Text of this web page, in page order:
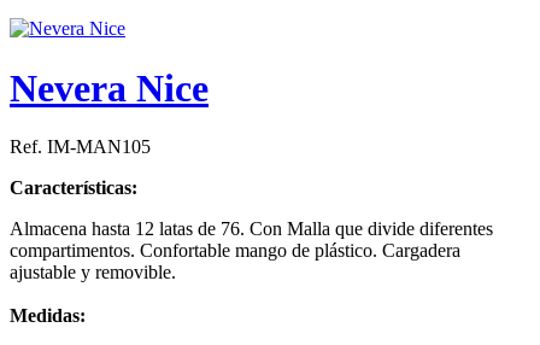
Nevera Nice
Ref. IM-MAN105
Características:
Almacena hasta 12 latas de 76. Con Malla que divide diferentes
compartimentos. Confortable mango de plástico. Cargadera
ajustable y removible.
Medidas: